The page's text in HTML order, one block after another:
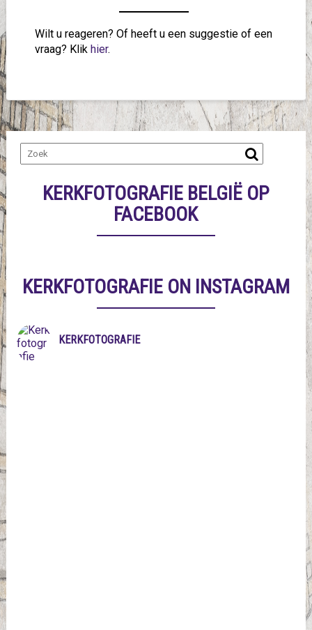
Wilt u reageren? Of heeft u een suggestie of een
vraag? Klik hier.
KERKFOTOGRAFIE BELGIË OP
FACEBOOK
KERKFOTOGRAFIE ON INSTAGRAM
KERKFOTOGRAFIE